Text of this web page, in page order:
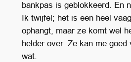
bankpas is geblokkeerd. En
Ik twijfel; het is een heel
ophangt, maar ze komt wel
helder over. Ze kan me goed
wat.